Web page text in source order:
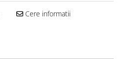
Cere informatii